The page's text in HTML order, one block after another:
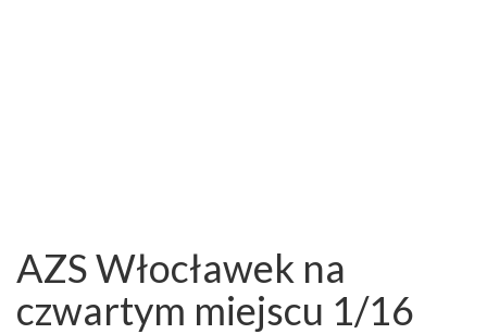
AZS Włocławek na
czwartym miejscu 1/16